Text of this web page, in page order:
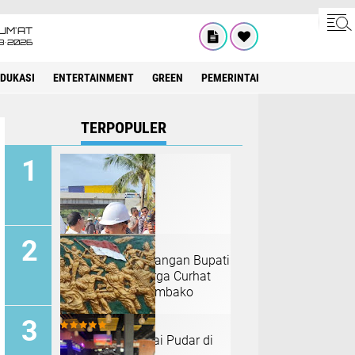
ENTERTAINMENT GREEN PEMERINTAH ACEH
TERPOPULER
Gibran Halangi Tangan Bupati
Bireuen Saat Warga Curhat
Belum Terima Sembako
Tahap II
Merah Putih Mulai Pudar di